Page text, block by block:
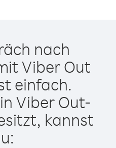
nach
Viber Out
einfach.
Viber Out-
kannst